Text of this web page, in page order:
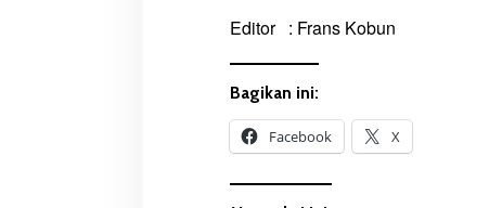
Editor : Frans Kobun
Bagikan ini:
Facebook X